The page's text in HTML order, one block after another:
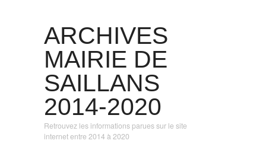
ARCHIVES
MAIRIE DE
SAILLANS
2014-2020
Retrouvez les informations parues sur le site
internet entre 2014 à 2020